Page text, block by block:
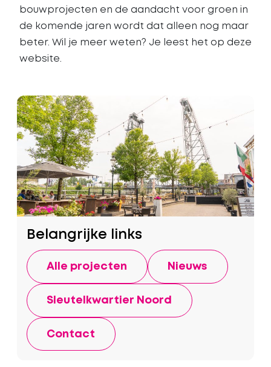
bouwprojecten en de aandacht voor groen in
de komende jaren wordt dat alleen nog maar
beter. Wil je meer weten? Je leest het op deze
website.
Belangrijke links
Alle projecten Nieuws
Sleutelkwartier Noord
Contact